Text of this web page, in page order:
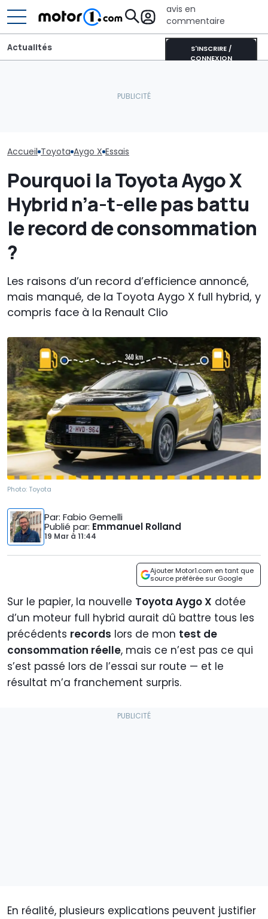
avis en
commentaire
S'INSCRIRE /
CONNEXION
Actualités
Accueil Toyota Aygo X Essais
Pourquoi la Toyota Aygo X
Hybrid n’a-t-elle pas battu
le record de consommation
?
Les raisons d’un record d’efficience annoncé,
mais manqué, de la Toyota Aygo X full hybrid, y
compris face à la Renault Clio
Photo: Toyota
Par: Fabio Gemelli
Publié par: Emmanuel Rolland
19 Mar à 11:44
Ajouter Motor1.com en tant que
source préférée sur Google
Sur le papier, la nouvelle Toyota Aygo X dotée
d’un moteur full hybrid aurait dû battre tous les
précédents records lors de mon test de
consommation réelle, mais ce n’est pas ce qui
s’est passé lors de l’essai sur route — et le
résultat m’a franchement surpris.
En réalité, plusieurs explications peuvent justifier